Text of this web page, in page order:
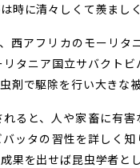
時に清々しくて羨まし
西アフリカのモーリタ
タニア国立サバクト
剤で駆除を行い大きな
ると、人や家畜に有
ッタの習性を詳しく
果を出せば昆虫学者と